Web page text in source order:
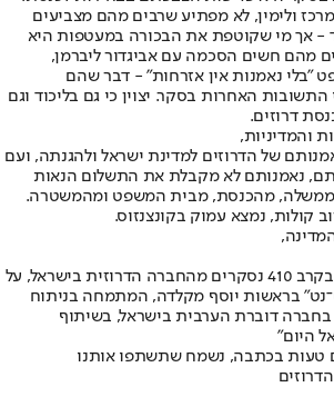
ולימין, לא מפתיע שרבים מהם מצביעים
- אך מי שקוטפת את הבכורה במעטפות היא
מהם חשים הסכמה עם אביגדור ליברמן,
"בלי נאמנות אין אזרחות" - דבר שהם
האחרות בסקר. יצוין כי גם בליכוד וגם
דרוזים.
והמדיניות,
של הדרוזים למדינת ישראל ולהגנתה, ועם
נאמנותם לא מקבלת את התשלום הנאות
מהכנסת, מבית המשפט ומהמשטרה.
קולות, נמצא עמוק בקונצנזוס.
סקר העומק הגדול נערך בקרב 410 נסקרים מהחברה הדרוזית בישראל, על
בראשות יוסף מקלדה, המתמחה בניתוח
דוברת הערבית בישראל, בשיתוף
היום"
טעות בכתבה, נשמח שתשתפו אותנו